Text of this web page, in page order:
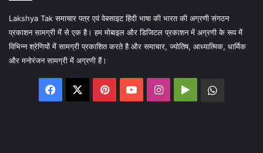
Lakshya Tak समाचार पत्र एवं वेबसाइट हिंदी भाषा की भारत की अग्रणी संगठन
प्रकाशन सामग्री में से एक है। हम मोबाइल और डिजिटल प्रकाशन में अग्रणी के रूप में
विभिन्न श्रेणियों में सामग्री प्रकाशित करते है और समाचार, ज्योतिष, आध्यात्मिक, धार्मिक
और मनोरंजन सामग्री में अग्रणी हैं।
Facebook PinterestYouTubeInstagram
Google